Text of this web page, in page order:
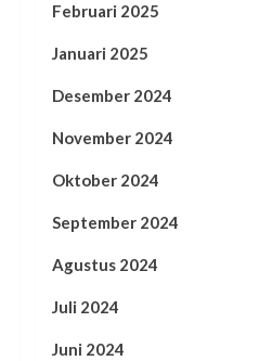
Februari 2025
Januari 2025
Desember 2024
November 2024
Oktober 2024
September 2024
Agustus 2024
Juli 2024
Juni 2024